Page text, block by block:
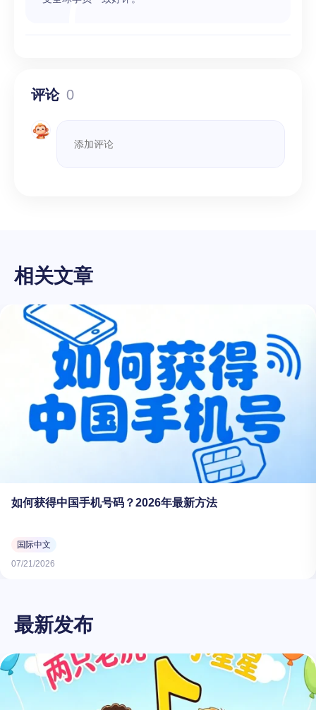
评论 0
相关文章
如何获得中国手机号码？2026年最新方法
国际中文
07/21/2026
最新发布